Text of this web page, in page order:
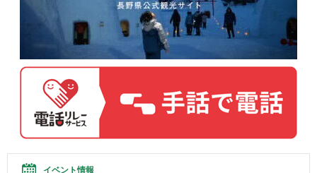
イベント情報